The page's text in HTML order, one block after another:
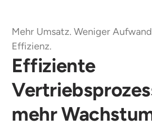
Mehr Umsatz. Weniger
Effizienz.
Effiziente
mehr